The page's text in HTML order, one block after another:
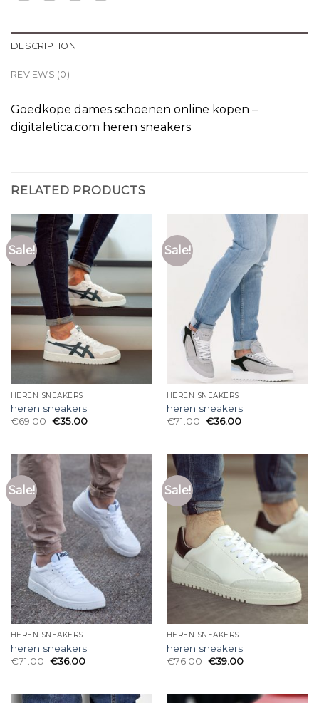
DESCRIPTION
REVIEWS (0)
Goedkope dames schoenen online kopen –
digitaletica.com heren sneakers
RELATED PRODUCTS
Sale!
HEREN SNEAKERS
heren sneakers
€69.00 €35.00
Sale!
HEREN SNEAKERS
heren sneakers
€71.00 €36.00
Sale!
HEREN SNEAKERS
heren sneakers
€71.00 €36.00
Sale!
HEREN SNEAKERS
heren sneakers
€76.00 €39.00